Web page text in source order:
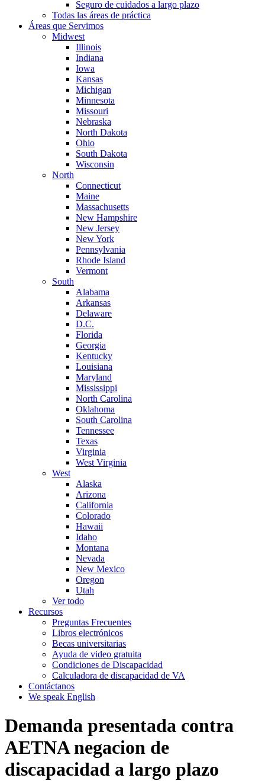
Seguro de cuidados a largo plazo
Todas las áreas de práctica
Áreas que Servimos
Midwest
Illinois
Indiana
Iowa
Kansas
Michigan
Minnesota
Missouri
Nebraska
North Dakota
Ohio
South Dakota
Wisconsin
North
Connecticut
Maine
Massachusetts
New Hampshire
New Jersey
New York
Pennsylvania
Rhode Island
Vermont
South
Alabama
Arkansas
Delaware
D.C.
Florida
Georgia
Kentucky
Louisiana
Maryland
Mississippi
North Carolina
Oklahoma
South Carolina
Tennessee
Texas
Virginia
West Virginia
West
Alaska
Arizona
California
Colorado
Hawaii
Idaho
Montana
Nevada
New Mexico
Oregon
Utah
Ver todo
Recursos
Preguntas Frecuentes
Libros electrónicos
Becas universitarias
Ayuda de video gratuita
Condiciones de Discapacidad
Calculadora de discapacidad de VA
Contáctanos
We speak English
Demanda presentada contra
AETNA negacion de
discapacidad a largo plazo